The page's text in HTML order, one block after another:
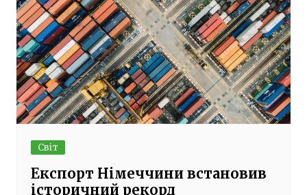
Світ
Експорт Німеччини встановив
історичний рекорд